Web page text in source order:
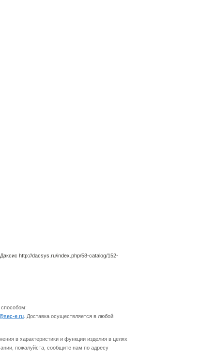
http://dacsys.ru/index.php/58-catalog/152-
e.ru . Доставка осуществляется в любой
в характеристики и функции изделия в целях
пожалуйста, сообщите нам по адресу